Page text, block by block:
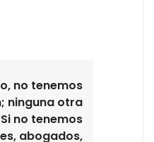
no tenemos
ninguna otra
no tenemos
abogados,